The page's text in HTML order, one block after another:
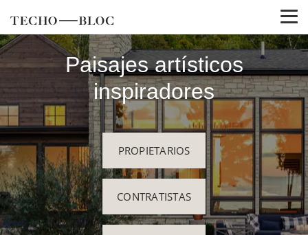
Paisajes artísticos
inspiradores
PROPIETARIOS
CONTRATISTAS